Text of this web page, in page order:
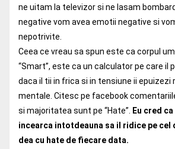
ne uitam la televizor si ne lasam
negative vom avea emotii negative si
nepotrivite.
Ceea ce vreau sa spun este ca corpul
“Smart”, este ca un calculator pe care il
daca il tii in frica si in tensiune ii epuizezi
mentale. Citesc pe facebook
si majoritatea sunt pe “Hate”.
Eu cred
incearca intotdeauna sa il ridice pe cel
dea cu hate de fiecare data.